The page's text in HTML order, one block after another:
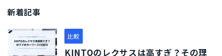
新着記事
比較
KINTOのレクサスは高すぎ？その理